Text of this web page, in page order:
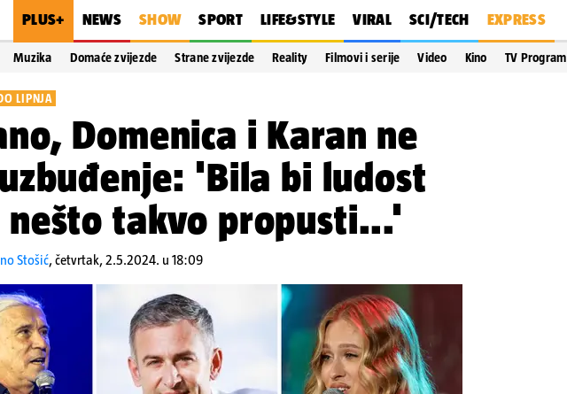
PLUS+ NEWS SHOW SPORT LIFE&STYLE VIRAL SCI/TECH EXPRESS
Muzika Domaće zvijezde Strane zvijezde Reality Filmovi i serije Video Kino TV Program
LIPNJA
Domenica i Karan ne
'Bila bi ludost
nešto takvo propusti...'
Stošić,četvrtak, 2.5.2024. u 18:09